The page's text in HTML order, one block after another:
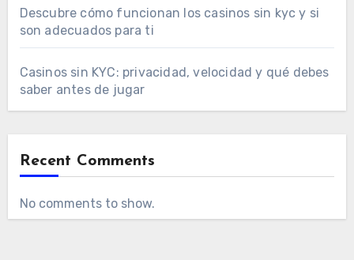
Descubre cómo funcionan los casinos sin kyc y si
son adecuados para ti
Casinos sin KYC: privacidad, velocidad y qué debes
saber antes de jugar
Recent Comments
No comments to show.